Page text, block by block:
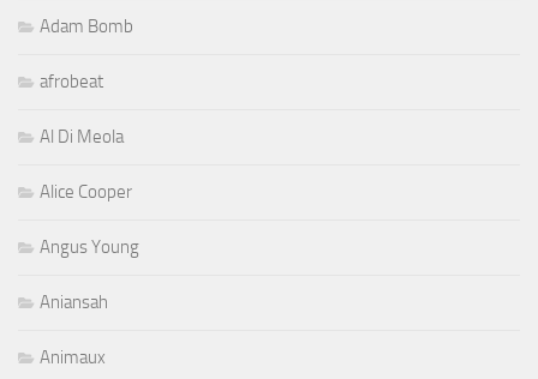
Adam Bomb
afrobeat
Al Di Meola
Alice Cooper
Angus Young
Aniansah
Animaux